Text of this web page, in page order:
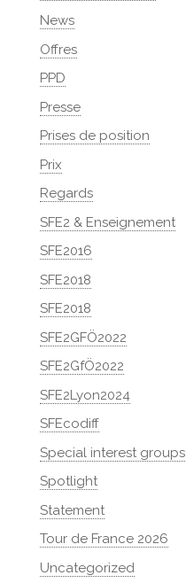
News
Offres
PPD
Presse
Prises de position
Prix
Regards
SFE2 & Enseignement
SFE2016
SFE2018
SFE2018
SFE2GFÖ2022
SFE2GfÖ2022
SFE2Lyon2024
SFEcodiff
Special interest groups
Spotlight
Statement
Tour de France 2026
Uncategorized